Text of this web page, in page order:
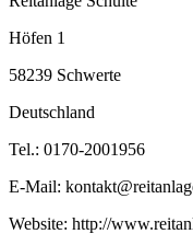
Höfen 1
58239 Schwerte
Deutschland
Tel.: 0170-2001956
E-Mail:
Website: http://